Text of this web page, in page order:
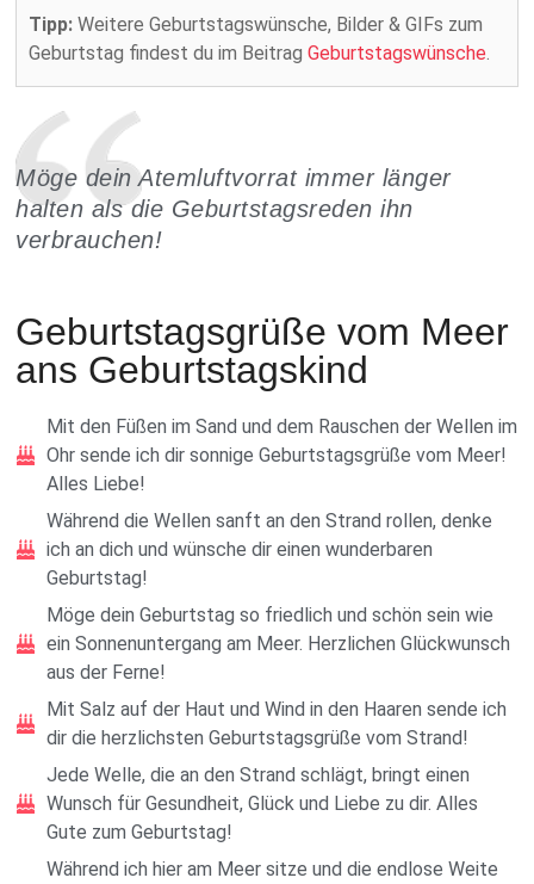
Tipp: Weitere Geburtstagswünsche, Bilder & GIFs zum
Geburtstag findest du im Beitrag Geburtstagswünsche
Möge dein Atemluftvorrat immer länger
halten als die Geburtstagsreden ihn
verbrauchen!
Geburtstagsgrüße vom Meer
ans Geburtstagskind
Mit den Füßen im Sand und dem Rauschen der Wellen im
Ohr sende ich dir sonnige Geburtstagsgrüße vom Meer!
Alles Liebe!
Während die Wellen sanft an den Strand rollen, denke
ich an dich und wünsche dir einen wunderbaren
Geburtstag!
Möge dein Geburtstag so friedlich und schön sein wie
ein Sonnenuntergang am Meer. Herzlichen Glückwunsch
aus der Ferne!
Mit Salz auf der Haut und Wind in den Haaren sende ich
dir die herzlichsten Geburtstagsgrüße vom Strand!
Jede Welle, die an den Strand schlägt, bringt einen
Wunsch für Gesundheit, Glück und Liebe zu dir. Alles
Gute zum Geburtstag!
Während ich hier am Meer sitze und die endlose Weite